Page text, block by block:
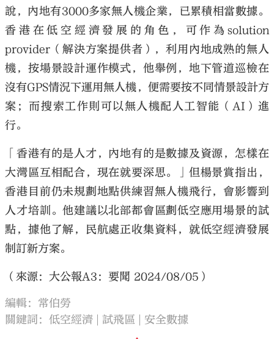
說，內地有3000多家無人機企業，已累積相當數據。
香港在低空經濟發展的角色，可作為solution
provider（解決方案提供者），利用內地成熟的無人
機，按場景設計運作模式，他舉例，地下管道巡檢在
沒有GPS情況下運用無人機，便需要按不同情景設計方
案；而搜索工作則可以無人機配人工智能（AI）進
行。
「香港有的是人才，內地有的是數據及資源，怎樣在
大灣區互相配合，現在就要深思。」但楊景賞指出，
香港目前仍未規劃地點供練習無人機飛行，會影響到
人才培訓。他建議以北部都會區劃低空應用場景的試
點，據他了解，民航處正收集資料，就低空經濟發展
制訂新方案。
（來源：大公報A3：要聞 2024/08/05）
編輯：常伯勞
關鍵詞：低空經濟 試飛區 安全數據